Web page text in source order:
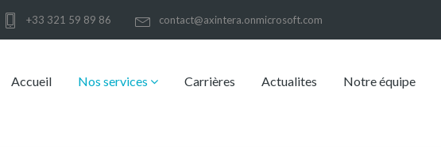
+33 321 59 89 86 contact@axintera.onmicrosoft.com
Accueil Nos services Carrières Actualites Notre équipe